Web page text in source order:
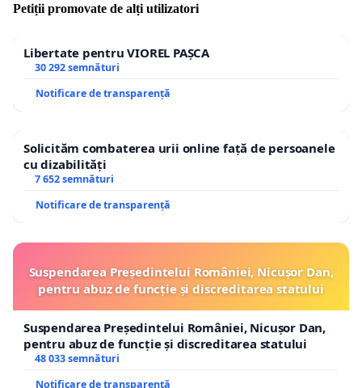
Petiții promovate de alți utilizatori
Libertate pentru VIOREL PAȘCA
30 292 semnături
Notificare de transparență
Solicităm combaterea urii online față de persoanele
cu dizabilități
7 652 semnături
Notificare de transparență
Suspendarea Președintelui României, Nicușor Dan,
pentru abuz de funcție și discreditarea statului
Suspendarea Președintelui României, Nicușor Dan,
pentru abuz de funcție și discreditarea statului
48 033 semnături
Notificare de transparență